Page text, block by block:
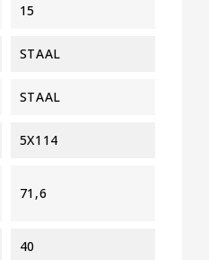
15
STAAL
STAAL
5X114
71,6
40